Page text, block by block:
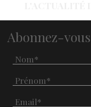
Abonnez-